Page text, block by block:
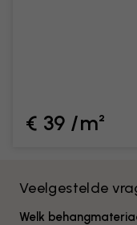
€ 39 /m²
Veelgestelde
Welk